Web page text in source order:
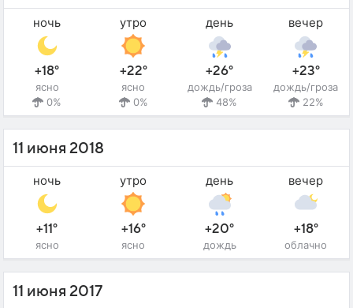
ночь
+18°
ясно
0%
утро
+22°
ясно
0%
день
+26°
дождь/гроза
48%
вечер
+23°
дождь/гроза
22%
11 июня 2018
ночь
+11°
ясно
утро
+16°
ясно
день
+20°
дождь
вечер
+18°
облачно
11 июня 2017